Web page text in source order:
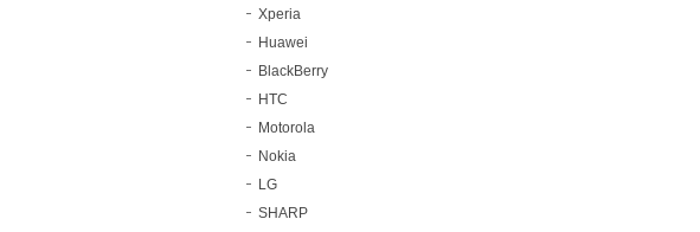
Xperia
Huawei
BlackBerry
HTC
Motorola
Nokia
LG
SHARP